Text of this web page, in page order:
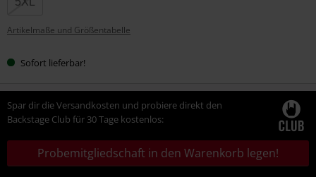
Artikelmaße und Größentabelle
Sofort lieferbar!
Spar dir die Versandkosten und probiere direkt den
Backstage Club für 30 Tage kostenlos:
Probemitgliedschaft in den Warenkorb legen!